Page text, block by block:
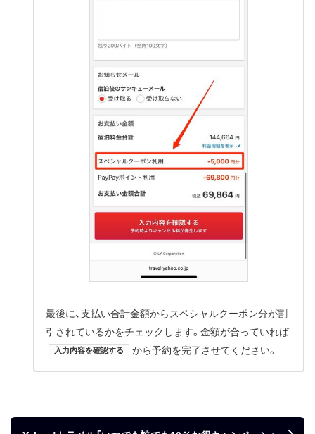
最後に、支払い合計金額からスペシャルクーポン分が割
引されているかをチェックします。金額が合っていれば
入力内容を確認する から予約を完了させてください。